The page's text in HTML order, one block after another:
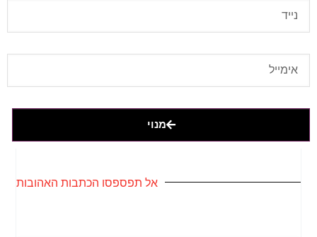
מנוי
אל תפספסו הכתבות האהובות